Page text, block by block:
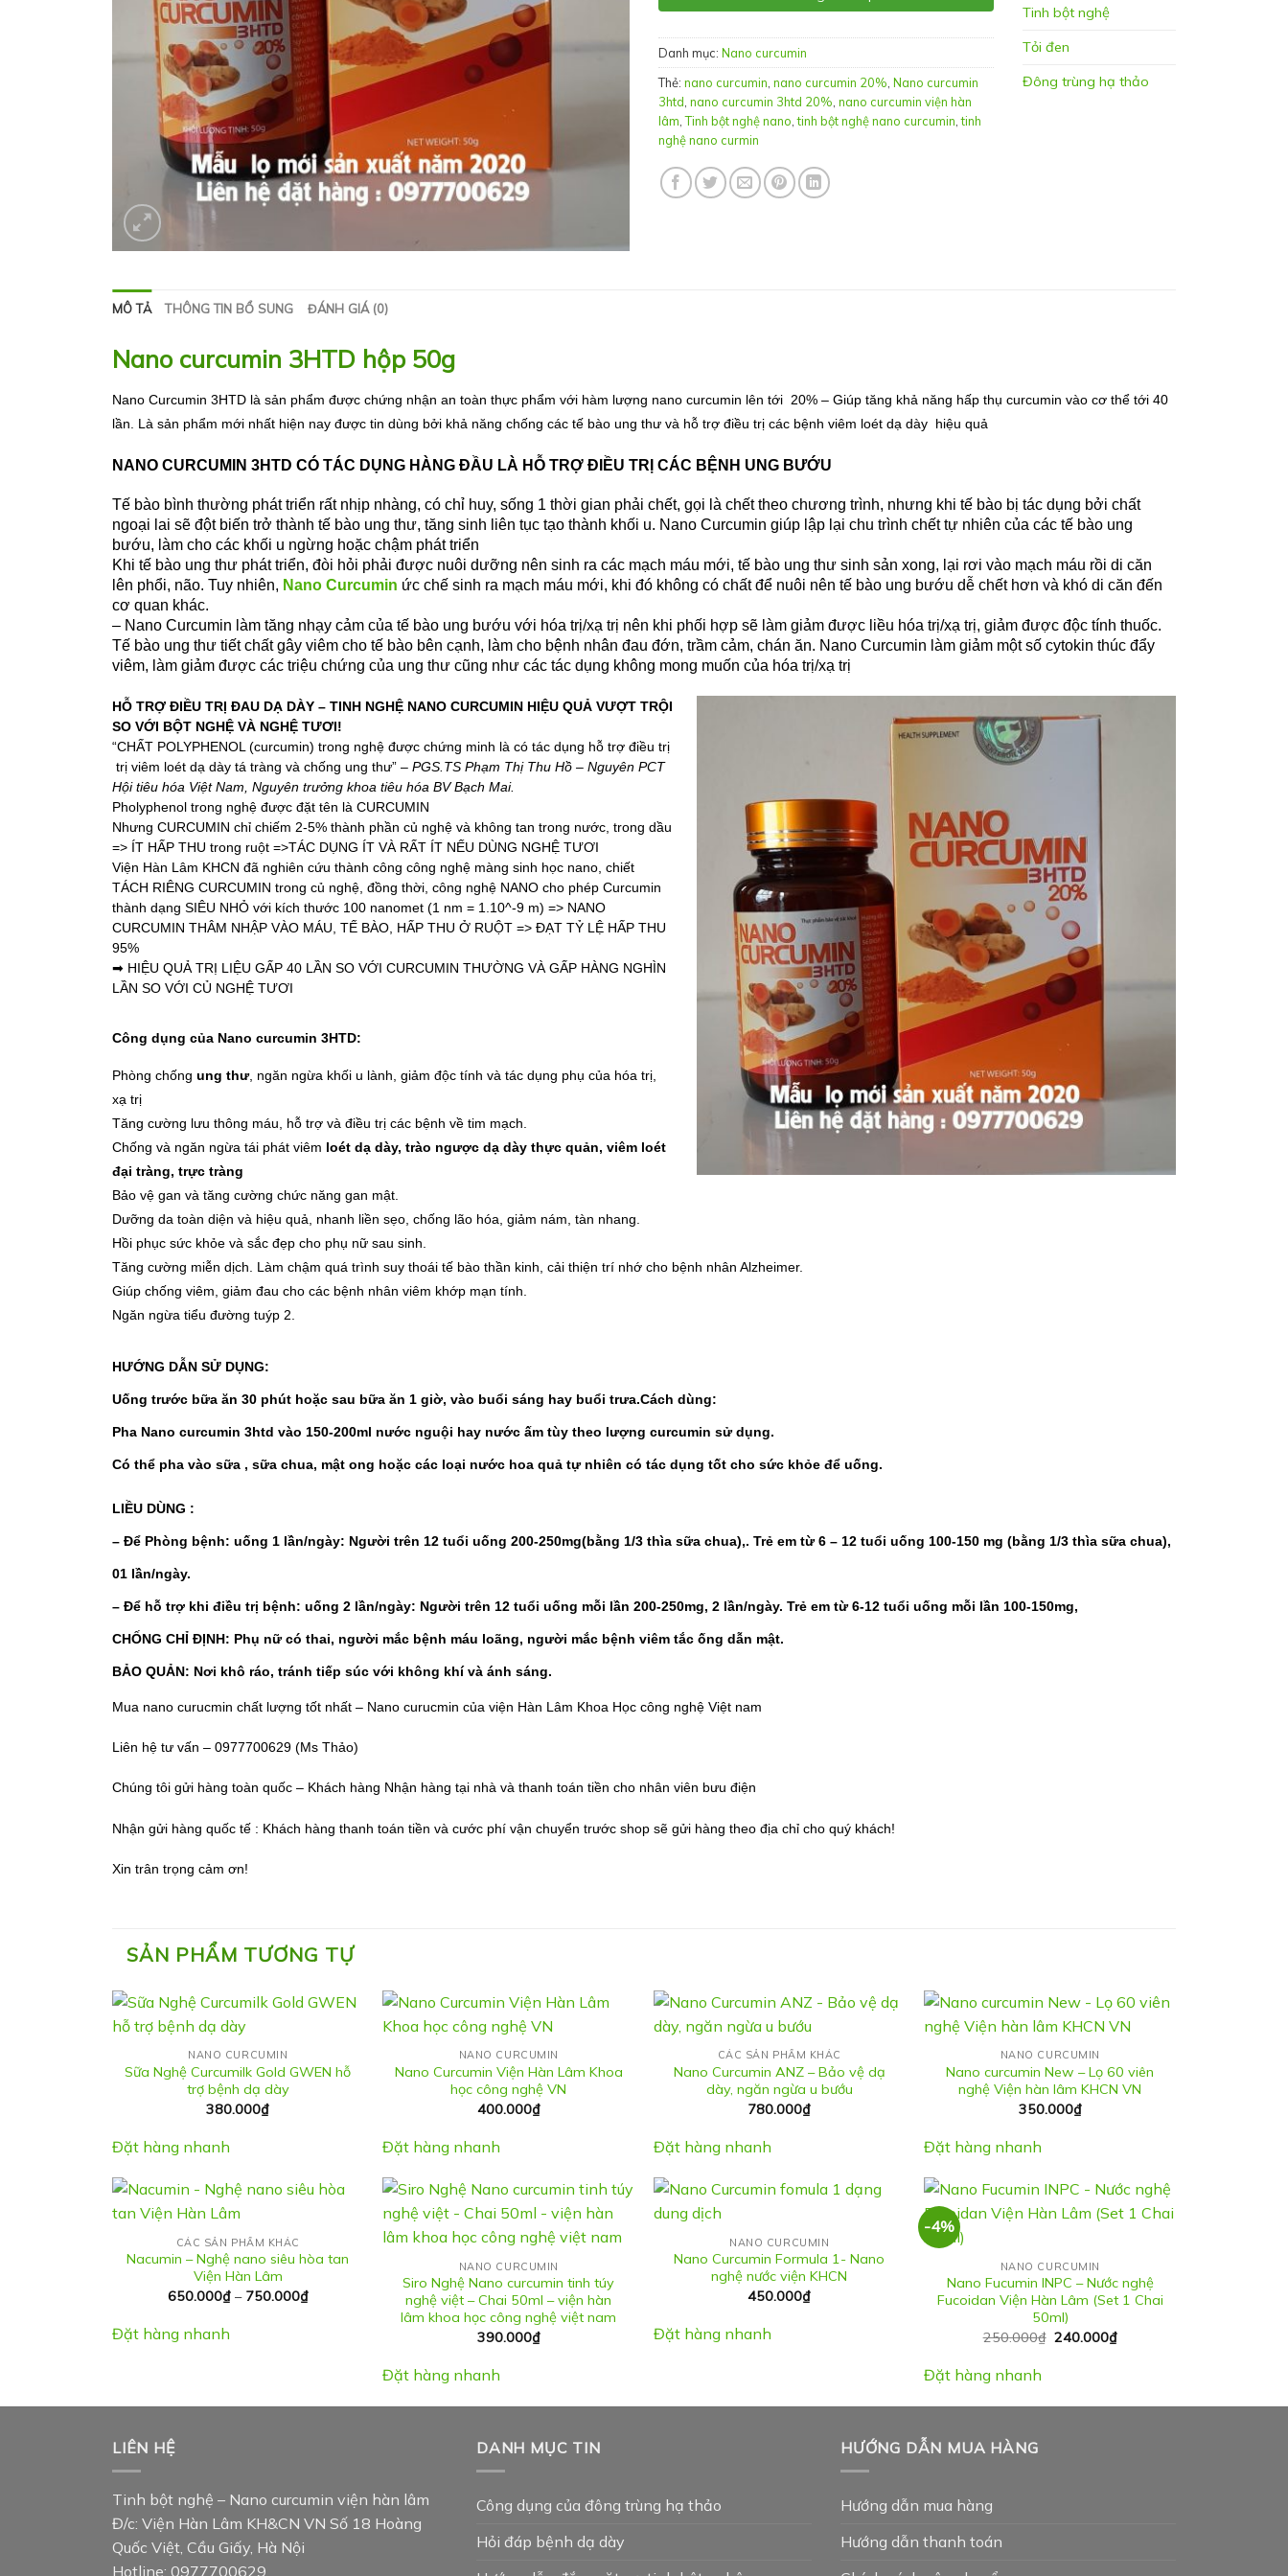
Danh mục: Nano curcumin
Thẻ: nano curcumin, nano curcumin 20%, Nano curcumin
3htd, nano curcumin 3htd 20%, nano curcumin viện hàn
lâm,Tinh bột nghệ nano,tinh bột nghệ nano curcumin,tinh
nghệ nano curmin
Tinh bột nghệ
Tỏi đen
Đông trùng hạ thảo
MÔ TẢ THÔNG TIN BỔ SUNG ĐÁNH GIÁ (0)
Nano curcumin 3HTD hộp 50g
Nano Curcumin 3HTD là sản phẩm được chứng nhận an toàn thực phẩm với hàm lượng nano curcumin lên tới 20% – Giúp tăng khả năng hấp thụ curcumin vào cơ thể tới 40
lần. Là sản phẩm mới nhất hiện nay được tin dùng bởi khả năng chống các tế bào ung thư và hỗ trợ điều trị các bệnh viêm loét dạ dày hiệu quả
NANO CURCUMIN 3HTD CÓ TÁC DỤNG HÀNG ĐẦU LÀ HỖ TRỢ ĐIỀU TRỊ CÁC BỆNH UNG BƯỚU
Tế bào bình thường phát triển rất nhịp nhàng, có chỉ huy, sống 1 thời gian phải chết, gọi là chết theo chương trình, nhưng khi tế bào bị tác dụng bởi chất
ngoại lai sẽ đột biến trở thành tế bào ung thư, tăng sinh liên tục tạo thành khối u. Nano Curcumin giúp lập lại chu trình chết tự nhiên của các tế bào ung
bướu, làm cho các khối u ngừng hoặc chậm phát triển
Khi tế bào ung thư phát triển, đòi hỏi phải được nuôi dưỡng nên sinh ra các mạch máu mới, tế bào ung thư sinh sản xong, lại rơi vào mạch máu rồi di căn
lên phổi, não. Tuy nhiên, Nano Curcumin ức chế sinh ra mạch máu mới, khi đó không có chất để nuôi nên tế bào ung bướu dễ chết hơn và khó di căn đến
cơ quan khác.
– Nano Curcumin làm tăng nhạy cảm của tế bào ung bướu với hóa trị/xạ trị nên khi phối hợp sẽ làm giảm được liều hóa trị/xạ trị, giảm được độc tính thuốc.
Tế bào ung thư tiết chất gây viêm cho tế bào bên cạnh, làm cho bệnh nhân đau đớn, trầm cảm, chán ăn. Nano Curcumin làm giảm một số cytokin thúc đẩy
viêm, làm giảm được các triệu chứng của ung thư cũng như các tác dụng không mong muốn của hóa trị/xạ trị
HỖ TRỢ ĐIỀU TRỊ ĐAU DẠ DÀY – TINH NGHỆ NANO CURCUMIN HIỆU QUẢ VƯỢT TRỘI
SO VỚI BỘT NGHỆ VÀ NGHỆ TƯƠI!
“CHẤT POLYPHENOL (curcumin) trong nghệ được chứng minh là có tác dụng hỗ trợ điều trị
trị viêm loét dạ dày tá tràng và chống ung thư” – PGS.TS Phạm Thị Thu Hồ – Nguyên PCT
Hội tiêu hóa Việt Nam, Nguyên trưởng khoa tiêu hóa BV Bạch Mai.
Pholyphenol trong nghệ được đặt tên là CURCUMIN
Nhưng CURCUMIN chỉ chiếm 2-5% thành phần củ nghệ và không tan trong nước, trong dầu
=> ÍT HẤP THU trong ruột =>TÁC DỤNG ÍT VÀ RẤT ÍT NẾU DÙNG NGHỆ TƯƠI
Viện Hàn Lâm KHCN đã nghiên cứu thành công công nghệ màng sinh học nano, chiết
TÁCH RIÊNG CURCUMIN trong củ nghệ, đồng thời, công nghệ NANO cho phép Curcumin
thành dạng SIÊU NHỎ với kích thước 100 nanomet (1 nm = 1.10^-9 m) => NANO
CURCUMIN THÂM NHẬP VÀO MÁU, TẾ BÀO, HẤP THU Ở RUỘT => ĐẠT TỶ LỆ HẤP THU
95%
➡ HIỆU QUẢ TRỊ LIỆU GẤP 40 LẦN SO VỚI CURCUMIN THƯỜNG VÀ GẤP HÀNG NGHÌN
LẦN SO VỚI CỦ NGHỆ TƯƠI
Công dụng của Nano curcumin 3HTD:
Phòng chống ung thư, ngăn ngừa khối u lành, giảm độc tính và tác dụng phụ của hóa trị,
xạ trị
Tăng cường lưu thông máu, hỗ trợ và điều trị các bệnh về tim mạch.
Chống và ngăn ngừa tái phát viêm loét dạ dày, trào ngược dạ dày thực quản, viêm loét
đại tràng, trực tràng
Bảo vệ gan và tăng cường chức năng gan mật.
Dưỡng da toàn diện và hiệu quả, nhanh liền sẹo, chống lão hóa, giảm nám, tàn nhang.
Hồi phục sức khỏe và sắc đẹp cho phụ nữ sau sinh.
Tăng cường miễn dịch. Làm chậm quá trình suy thoái tế bào thần kinh, cải thiện trí nhớ cho bệnh nhân Alzheimer.
Giúp chống viêm, giảm đau cho các bệnh nhân viêm khớp mạn tính.
Ngăn ngừa tiểu đường tuýp 2.
HƯỚNG DẪN SỬ DỤNG:
Uống trước bữa ăn 30 phút hoặc sau bữa ăn 1 giờ, vào buổi sáng hay buổi trưa.Cách dùng:
Pha Nano curcumin 3htd vào 150-200ml nước nguội hay nước ấm tùy theo lượng curcumin sử dụng.
Có thể pha vào sữa , sữa chua, mật ong hoặc các loại nước hoa quả tự nhiên có tác dụng tốt cho sức khỏe để uống.
LIỀU DÙNG :
– Để Phòng bệnh: uống 1 lần/ngày: Người trên 12 tuổi uống 200-250mg(bằng 1/3 thìa sữa chua),. Trẻ em từ 6 – 12 tuổi uống 100-150 mg (bằng 1/3 thìa sữa chua),
01 lần/ngày.
– Để hỗ trợ khi điều trị bệnh: uống 2 lần/ngày: Người trên 12 tuổi uống mỗi lần 200-250mg, 2 lần/ngày. Trẻ em từ 6-12 tuổi uống mỗi lần 100-150mg,
CHỐNG CHỈ ĐỊNH: Phụ nữ có thai, người mắc bệnh máu loãng, người mắc bệnh viêm tắc ống dẫn mật.
BẢO QUẢN: Nơi khô ráo, tránh tiếp súc với không khí và ánh sáng.
Mua nano curucmin chất lượng tốt nhất – Nano curucmin của viện Hàn Lâm Khoa Học công nghệ Việt nam
Liên hệ tư vấn – 0977700629 (Ms Thảo)
Chúng tôi gửi hàng toàn quốc – Khách hàng Nhận hàng tại nhà và thanh toán tiền cho nhân viên bưu điện
Nhận gửi hàng quốc tế : Khách hàng thanh toán tiền và cước phí vận chuyển trước shop sẽ gửi hàng theo địa chỉ cho quý khách!
Xin trân trọng cảm ơn!
SẢN PHẨM TƯƠNG TỰ
NANO CURCUMIN
Sữa Nghệ Curcumilk Gold GWEN hỗ
trợ bệnh dạ dày
380.000₫
Đặt hàng nhanh
NANO CURCUMIN
Nano Curcumin Viện Hàn Lâm Khoa
học công nghệ VN
400.000₫
Đặt hàng nhanh
CÁC SẢN PHẨM KHÁC
Nano Curcumin ANZ – Bảo vệ dạ
dày, ngăn ngừa u bướu
780.000₫
Đặt hàng nhanh
NANO CURCUMIN
Nano curcumin New – Lọ 60 viên
nghệ Viện hàn lâm KHCN VN
350.000₫
Đặt hàng nhanh
CÁC SẢN PHẨM KHÁC
Nacumin – Nghệ nano siêu hòa tan
Viện Hàn Lâm
650.000₫ – 750.000₫Khoảng
giá:
Đặt hàng nhanh
NANO CURCUMIN
Siro Nghệ Nano curcumin tinh túy
nghệ việt – Chai 50ml – viện hàn
lâm khoa học công nghệ việt nam
390.000₫
Đặt hàng nhanh
NANO CURCUMIN
Nano Curcumin Formula 1- Nano
nghệ nước viện KHCN
450.000₫
Đặt hàng nhanh
-4%
NANO CURCUMIN
Nano Fucumin INPC – Nước nghệ
Fucoidan Viện Hàn Lâm (Set 1 Chai
50ml)
250.000₫ Giá
240.000₫Giá
hiện
Đặt hàng nhanh
LIÊN HỆ
Tinh bột nghệ – Nano curcumin viện hàn lâm
Đ/c: Viện Hàn Lâm KH&CN VN Số 18 Hoàng
Quốc Việt, Cầu Giấy, Hà Nội
Hotline: 0977700629
DANH MỤC TIN
Công dụng của đông trùng hạ thảo
Hỏi đáp bệnh dạ dày
HƯỚNG DẪN MUA HÀNG
Hướng dẫn mua hàng
Hướng dẫn thanh toán